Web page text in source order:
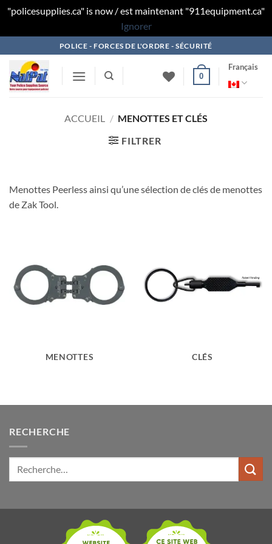
"policesupplies.ca" is now / est maintenant "911equipment.ca"
Ignorer
to
content
POLICE - FORCES DE L'ORDRE - SÉCURITÉ
0
Français
ACCUEIL / MENOTTES ET CLÉS
FILTRER
Menottes Peerless ainsi qu’une sélection de clés de menottes
de Zak Tool.
MENOTTES CLÉS
RECHERCHE